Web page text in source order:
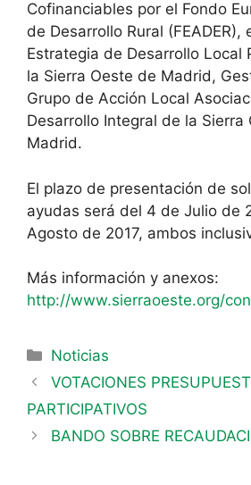
Cofinanciables por el Fondo
de Desarrollo Rural (FEADER),
Estrategia de Desarrollo Local
la Sierra Oeste de Madrid,
Grupo de Acción Local
Desarrollo Integral de la Sierra
Madrid.
El plazo de presentación de
ayudas será del 4 de Julio de
Agosto de 2017, ambos
Más información y anexos:
http://www.sierraoeste.org/
Noticias
VOTACIONES
PARTICIPATIVOS
BANDO SOBRE